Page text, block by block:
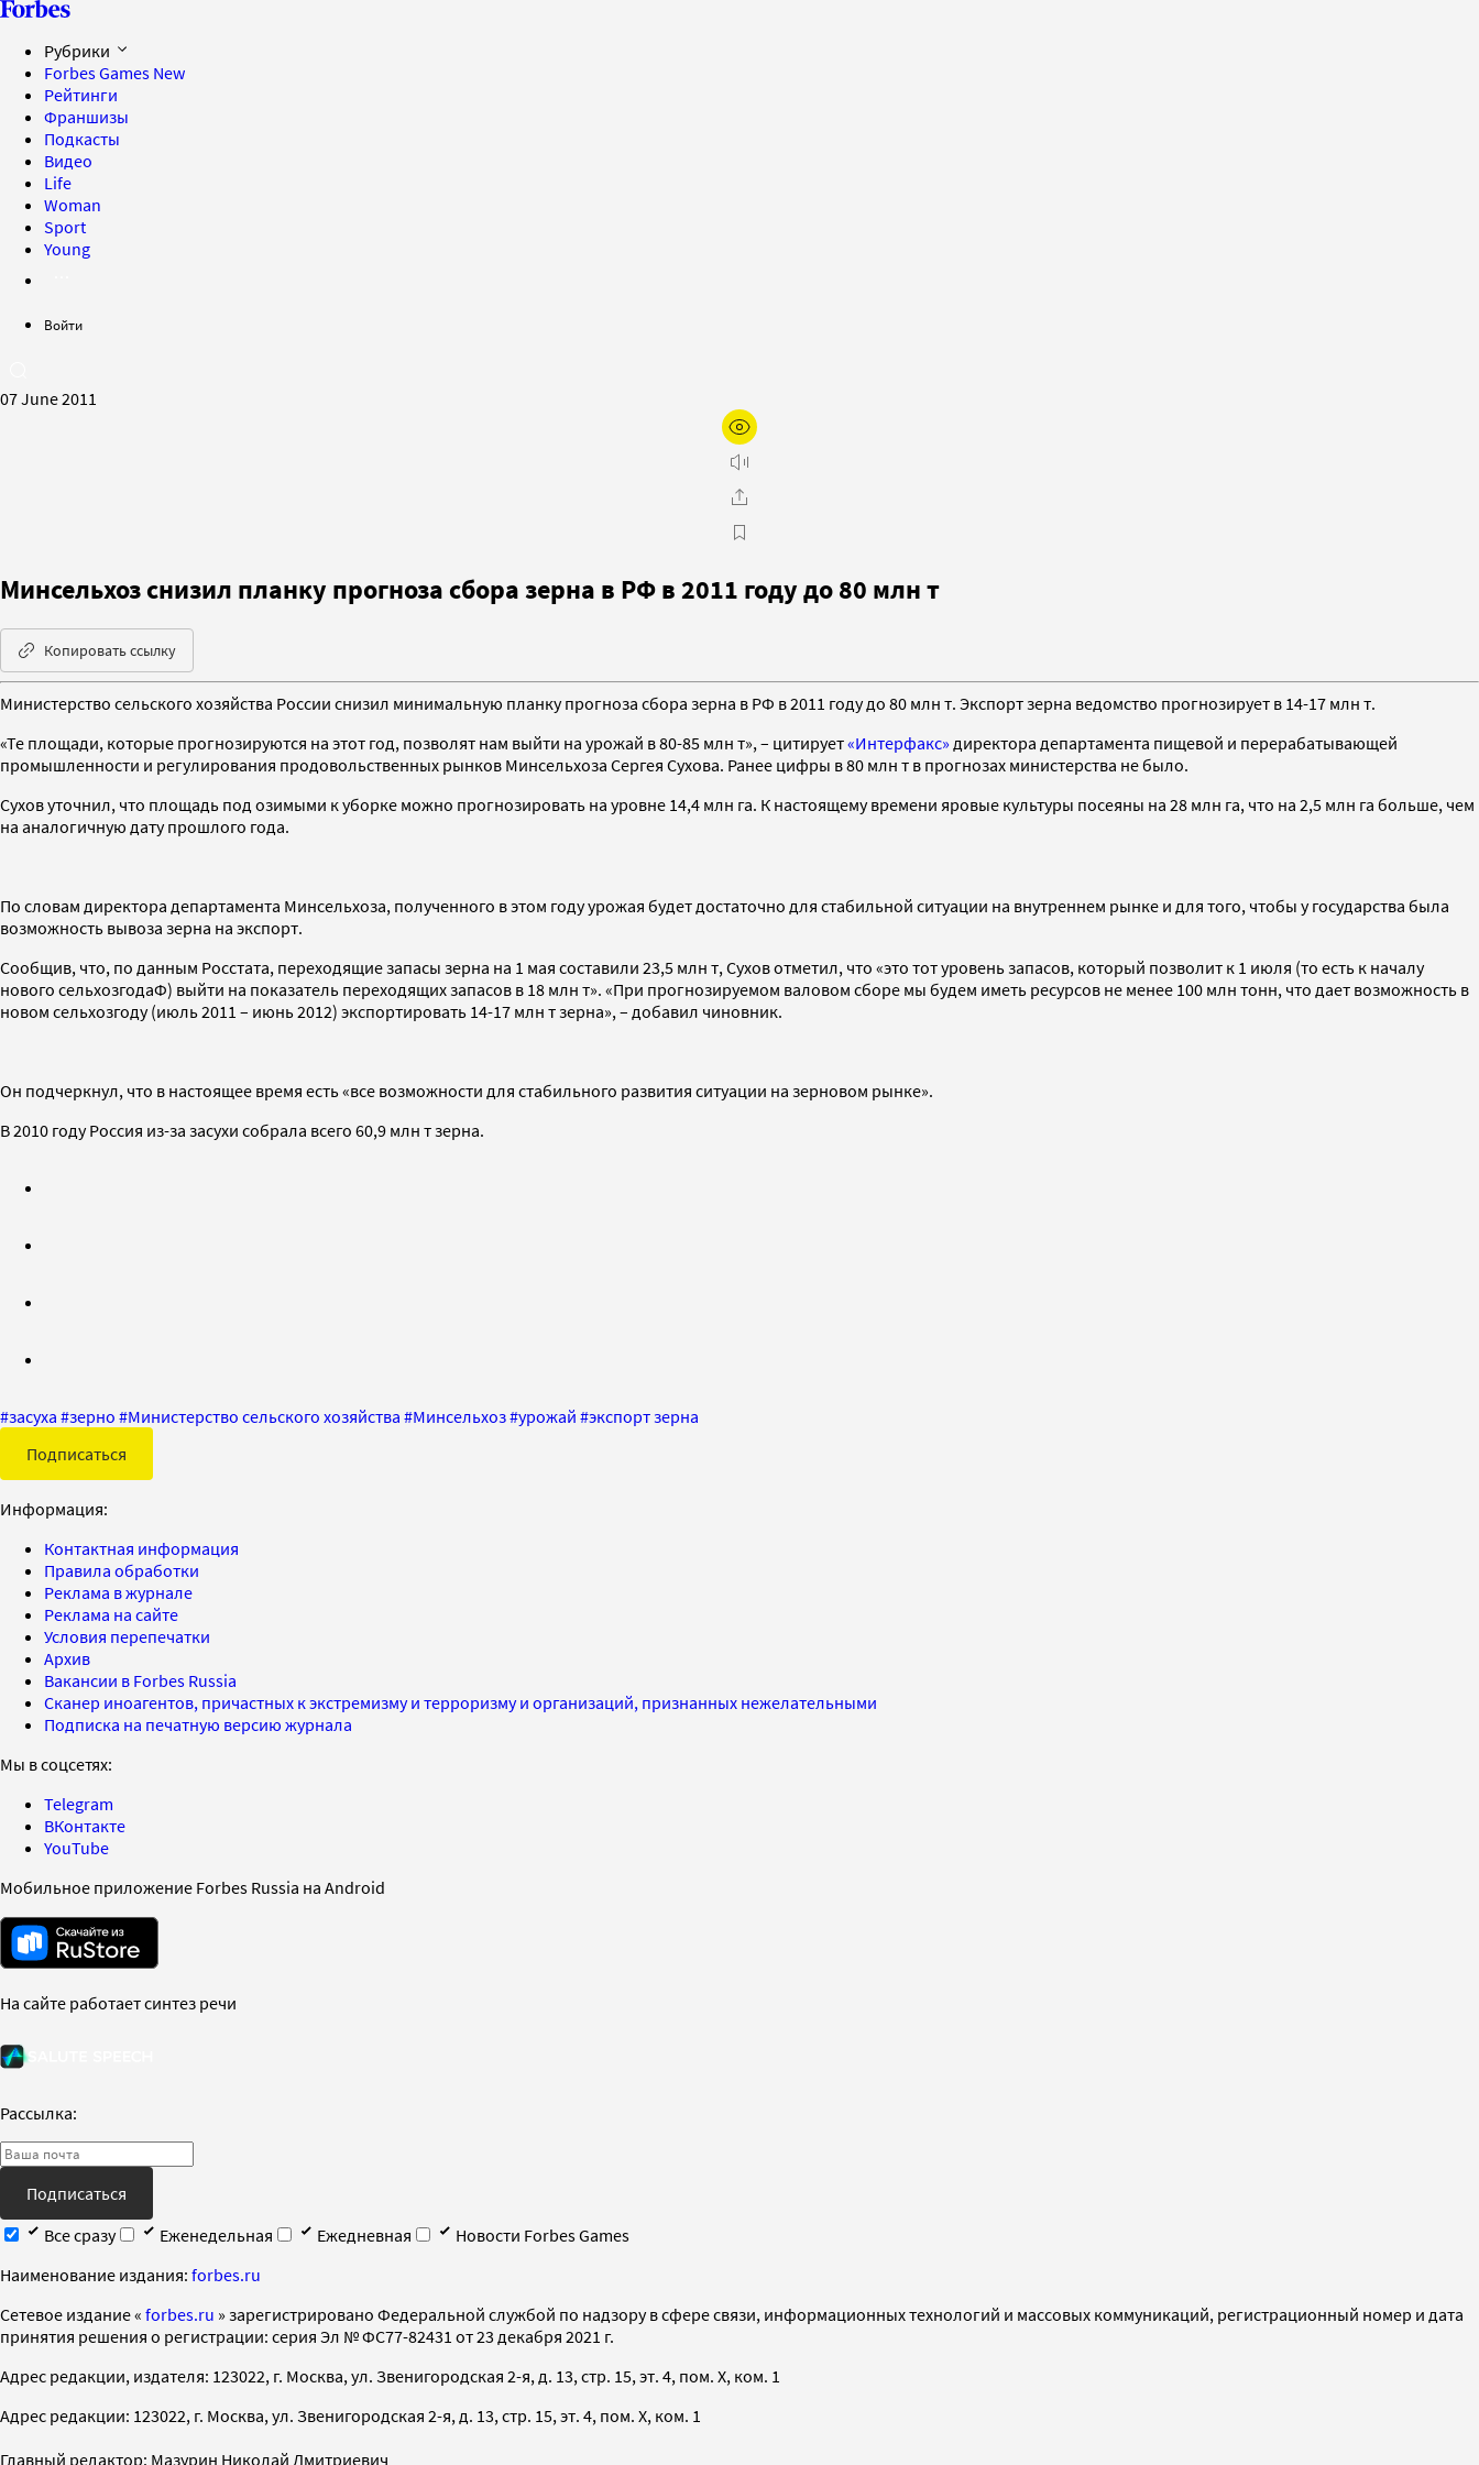
Рубрики
Forbes Games New
Рейтинги
Франшизы
Подкасты
Видео
Life
Woman
Sport
Young
Войти
07 June 2011
Минсельхоз снизил планку прогноза сбора зерна в РФ в 2011 году до 80 млн т
Копировать ссылку
Министерство сельского хозяйства России снизил минимальную планку прогноза сбора зерна в РФ в 2011 году до 80 млн т. Экспорт зерна ведомство прогнозирует в 14-17 млн т.
«Те площади, которые прогнозируются на этот год, позволят нам выйти на урожай в 80-85 млн т», – цитирует«Интерфакс» директора департамента пищевой и перерабатывающей
промышленности и регулирования продовольственных рынков Минсельхоза Сергея Сухова. Ранее цифры в 80 млн т в прогнозах министерства не было.
Сухов уточнил, что площадь под озимыми к уборке можно прогнозировать на уровне 14,4 млн га. К настоящему времени яровые культуры посеяны на 28 млн га, что на 2,5 млн га больше, чем
на аналогичную дату прошлого года.
По словам директора департамента Минсельхоза, полученного в этом году урожая будет достаточно для стабильной ситуации на внутреннем рынке и для того, чтобы у государства была
возможность вывоза зерна на экспорт.
Сообщив, что, по данным Росстата, переходящие запасы зерна на 1 мая составили 23,5 млн т, Сухов отметил, что «это тот уровень запасов, который позволит к 1 июля (то есть к началу
нового сельхозгодаФ) выйти на показатель переходящих запасов в 18 млн т». «При прогнозируемом валовом сборе мы будем иметь ресурсов не менее 100 млн тонн, что дает возможность в
новом сельхозгоду (июль 2011 – июнь 2012) экспортировать 14-17 млн т зерна», – добавил чиновник.
Он подчеркнул, что в настоящее время есть «все возможности для стабильного развития ситуации на зерновом рынке».
В 2010 году Россия из-за засухи собрала всего 60,9 млн т зерна.
#засуха #зерно #Министерство сельского хозяйства #Минсельхоз#урожай #экспорт зерна
Подписаться
Информация:
Контактная информация
Правила обработки
Реклама в журнале
Реклама на сайте
Условия перепечатки
Архив
Вакансии в Forbes Russia
Сканер иноагентов, причастных к экстремизму и терроризму и организаций, признанных нежелательными
Подписка на печатную версию журнала
Мы в соцсетях:
Telegram
ВКонтакте
YouTube
Мобильное приложение Forbes Russia на Android
На сайте работает синтез речи
Рассылка:
Подписаться
Все сразу
Еженедельная Ежедневная
Новости Forbes Games
Наименование издания: forbes.ru
Cетевое издание « forbes.ru » зарегистрировано Федеральной службой по надзору в сфере связи, информационных технологий и массовых коммуникаций, регистрационный номер и дата
принятия решения о регистрации: серия Эл № ФС77-82431 от 23 декабря 2021 г.
Адрес редакции, издателя: 123022, г. Москва, ул. Звенигородская 2-я, д. 13, стр. 15, эт. 4, пом. X, ком. 1
Адрес редакции: 123022, г. Москва, ул. Звенигородская 2-я, д. 13, стр. 15, эт. 4, пом. X, ком. 1
Главный редактор: Мазурин Николай Дмитриевич